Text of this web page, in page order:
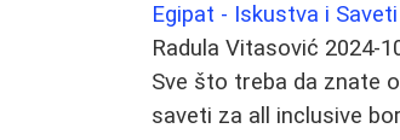
Egipat - Iskustva i
Radula Vitasović 2024-
Sve što treba da znate
saveti za all inclusive